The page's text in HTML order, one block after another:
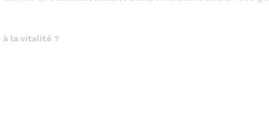
la vitalité ?